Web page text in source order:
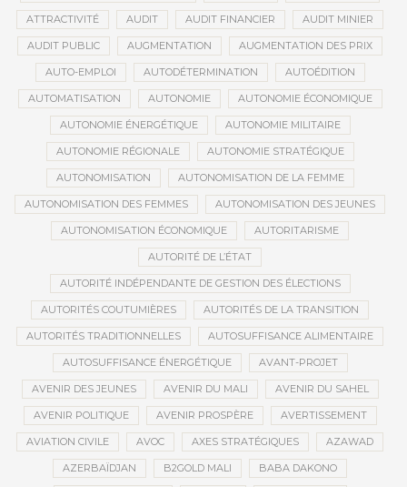
ATTRACTIVITÉ AUDIT AUDIT FINANCIER AUDIT MINIER
AUDIT PUBLIC AUGMENTATION AUGMENTATION DES PRIX
AUTO-EMPLOI AUTODÉTERMINATION AUTOÉDITION
AUTOMATISATION AUTONOMIE AUTONOMIE ÉCONOMIQUE
AUTONOMIE ÉNERGÉTIQUE AUTONOMIE MILITAIRE
AUTONOMIE RÉGIONALE AUTONOMIE STRATÉGIQUE
AUTONOMISATION AUTONOMISATION DE LA FEMME
AUTONOMISATION DES FEMMES AUTONOMISATION DES JEUNES
AUTONOMISATION ÉCONOMIQUE AUTORITARISME
AUTORITÉ DE L’ÉTAT
AUTORITÉ INDÉPENDANTE DE GESTION DES ÉLECTIONS
AUTORITÉS COUTUMIÈRES AUTORITÉS DE LA TRANSITION
AUTORITÉS TRADITIONNELLES AUTOSUFFISANCE ALIMENTAIRE
AUTOSUFFISANCE ÉNERGÉTIQUE AVANT-PROJET
AVENIR DES JEUNES AVENIR DU MALI AVENIR DU SAHEL
AVENIR POLITIQUE AVENIR PROSPÈRE AVERTISSEMENT
AVIATION CIVILE AVOC AXES STRATÉGIQUES AZAWAD
AZERBAÏDJAN B2GOLD MALI BABA DAKONO